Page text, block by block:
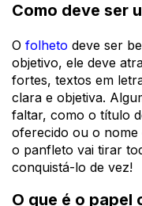
Como deve ser
O folheto deve ser
objetivo, ele deve
fortes, textos em
clara e objetiva.
faltar, como o título
oferecido ou o nome
o panfleto vai tirar
conquistá-lo de vez!
O que é o papel